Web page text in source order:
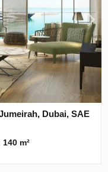
Dubai, SAE
140 m²